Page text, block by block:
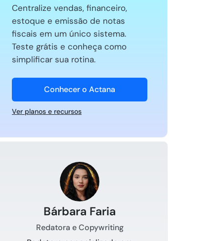
Centralize vendas, financeiro,
estoque e emissão de notas
fiscais em um único sistema.
Teste grátis e conheça como
simplificar sua rotina.
Conhecer o Actana
Ver planos e recursos
Bárbara Faria
Redatora e Copywriting